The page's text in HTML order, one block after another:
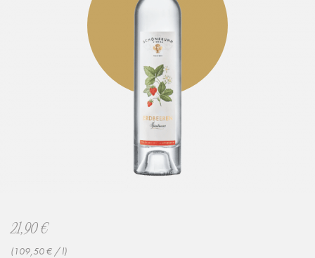
21,90€
(109,50€ /l)